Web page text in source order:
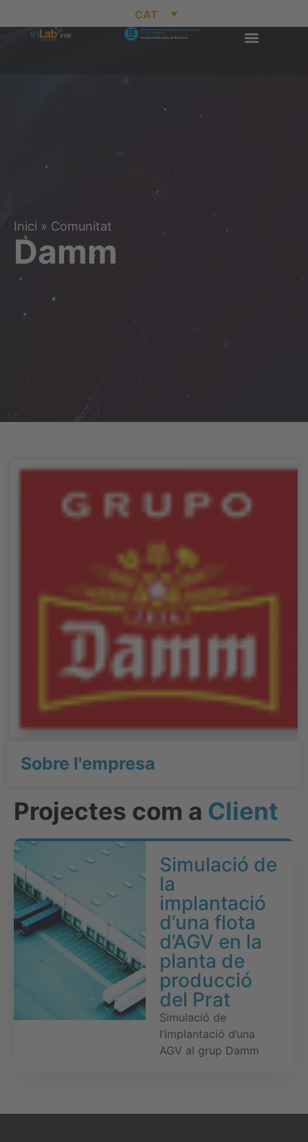
CAT
Inici » Comunitat
Damm
Projectes com a Client
Simulació de
la
implantació
d’una flota
d’AGV en la
planta de
producció
del Prat
Simulació de
l’implantació d’una
AGV al grup Damm
Sobre l'empresa